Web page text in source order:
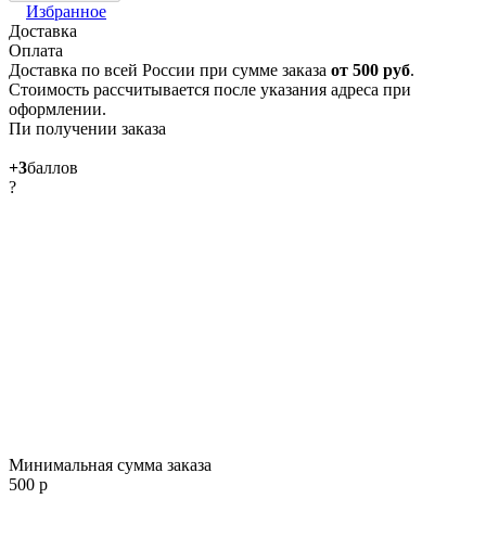
Избранное
Доставка
Оплата
Доставка по всей России при сумме заказа от 500 руб.
Стоимость рассчитывается после указания адреса при
оформлении.
Пи получении заказа
+3баллов
?
Минимальная сумма заказа
500 р